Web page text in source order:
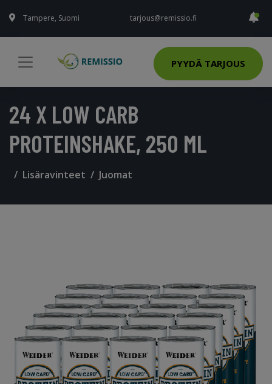
Tampere, Suomi tarjous@remissio.fi
PYYDÄ TARJOUS
24 X LOW CARB
PROTEINSHAKE, 250 ML
Lisäravinteet Juomat